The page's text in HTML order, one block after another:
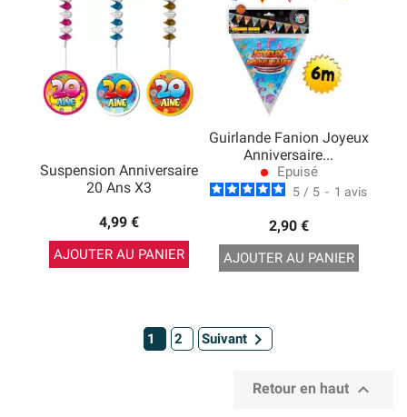
Suspension Anniversaire
20 Ans X3
4,99 €
AJOUTER AU PANIER
Guirlande Fanion Joyeux
Anniversaire...
lens Epuisé
5 / 5 - 1 avis
2,90 €
AJOUTER AU PANIER
1 2 Suivant 
Retour en haut 